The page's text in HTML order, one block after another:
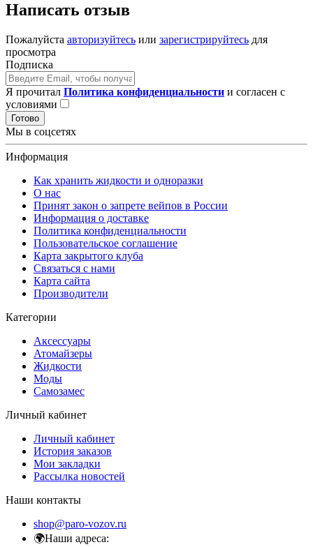
Написать отзыв
Пожалуйста авторизуйтесь или зарегистрируйтесь для
просмотра
Подписка
Я прочитал Политика конфиденциальности и согласен с
условиями
Готово
Мы в соцсетях
Информация
Как хранить жидкости и одноразки
О нас
Принят закон о запрете вейпов в России
Информация о доставке
Политика конфиденциальности
Пользовательское соглашение
Карта закрытого клуба
Связаться с нами
Карта сайта
Производители
Категории
Аксессуары
Атомайзеры
Жидкости
Моды
Самозамес
Личный кабинет
Личный кабинет
История заказов
Мои закладки
Рассылка новостей
Наши контакты
shop@paro-vozov.ru
🌍Наши адреса: